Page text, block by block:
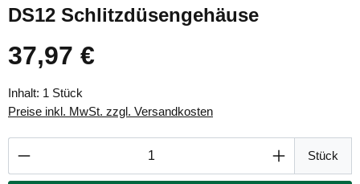
DS12 Schlitzdüsengehäuse
Regulärer Preis:
37,97 €
Inhalt: 1 Stück
Preise inkl. MwSt. zzgl. Versandkosten
Produkt Anzahl: Gib den gewünschtenStück